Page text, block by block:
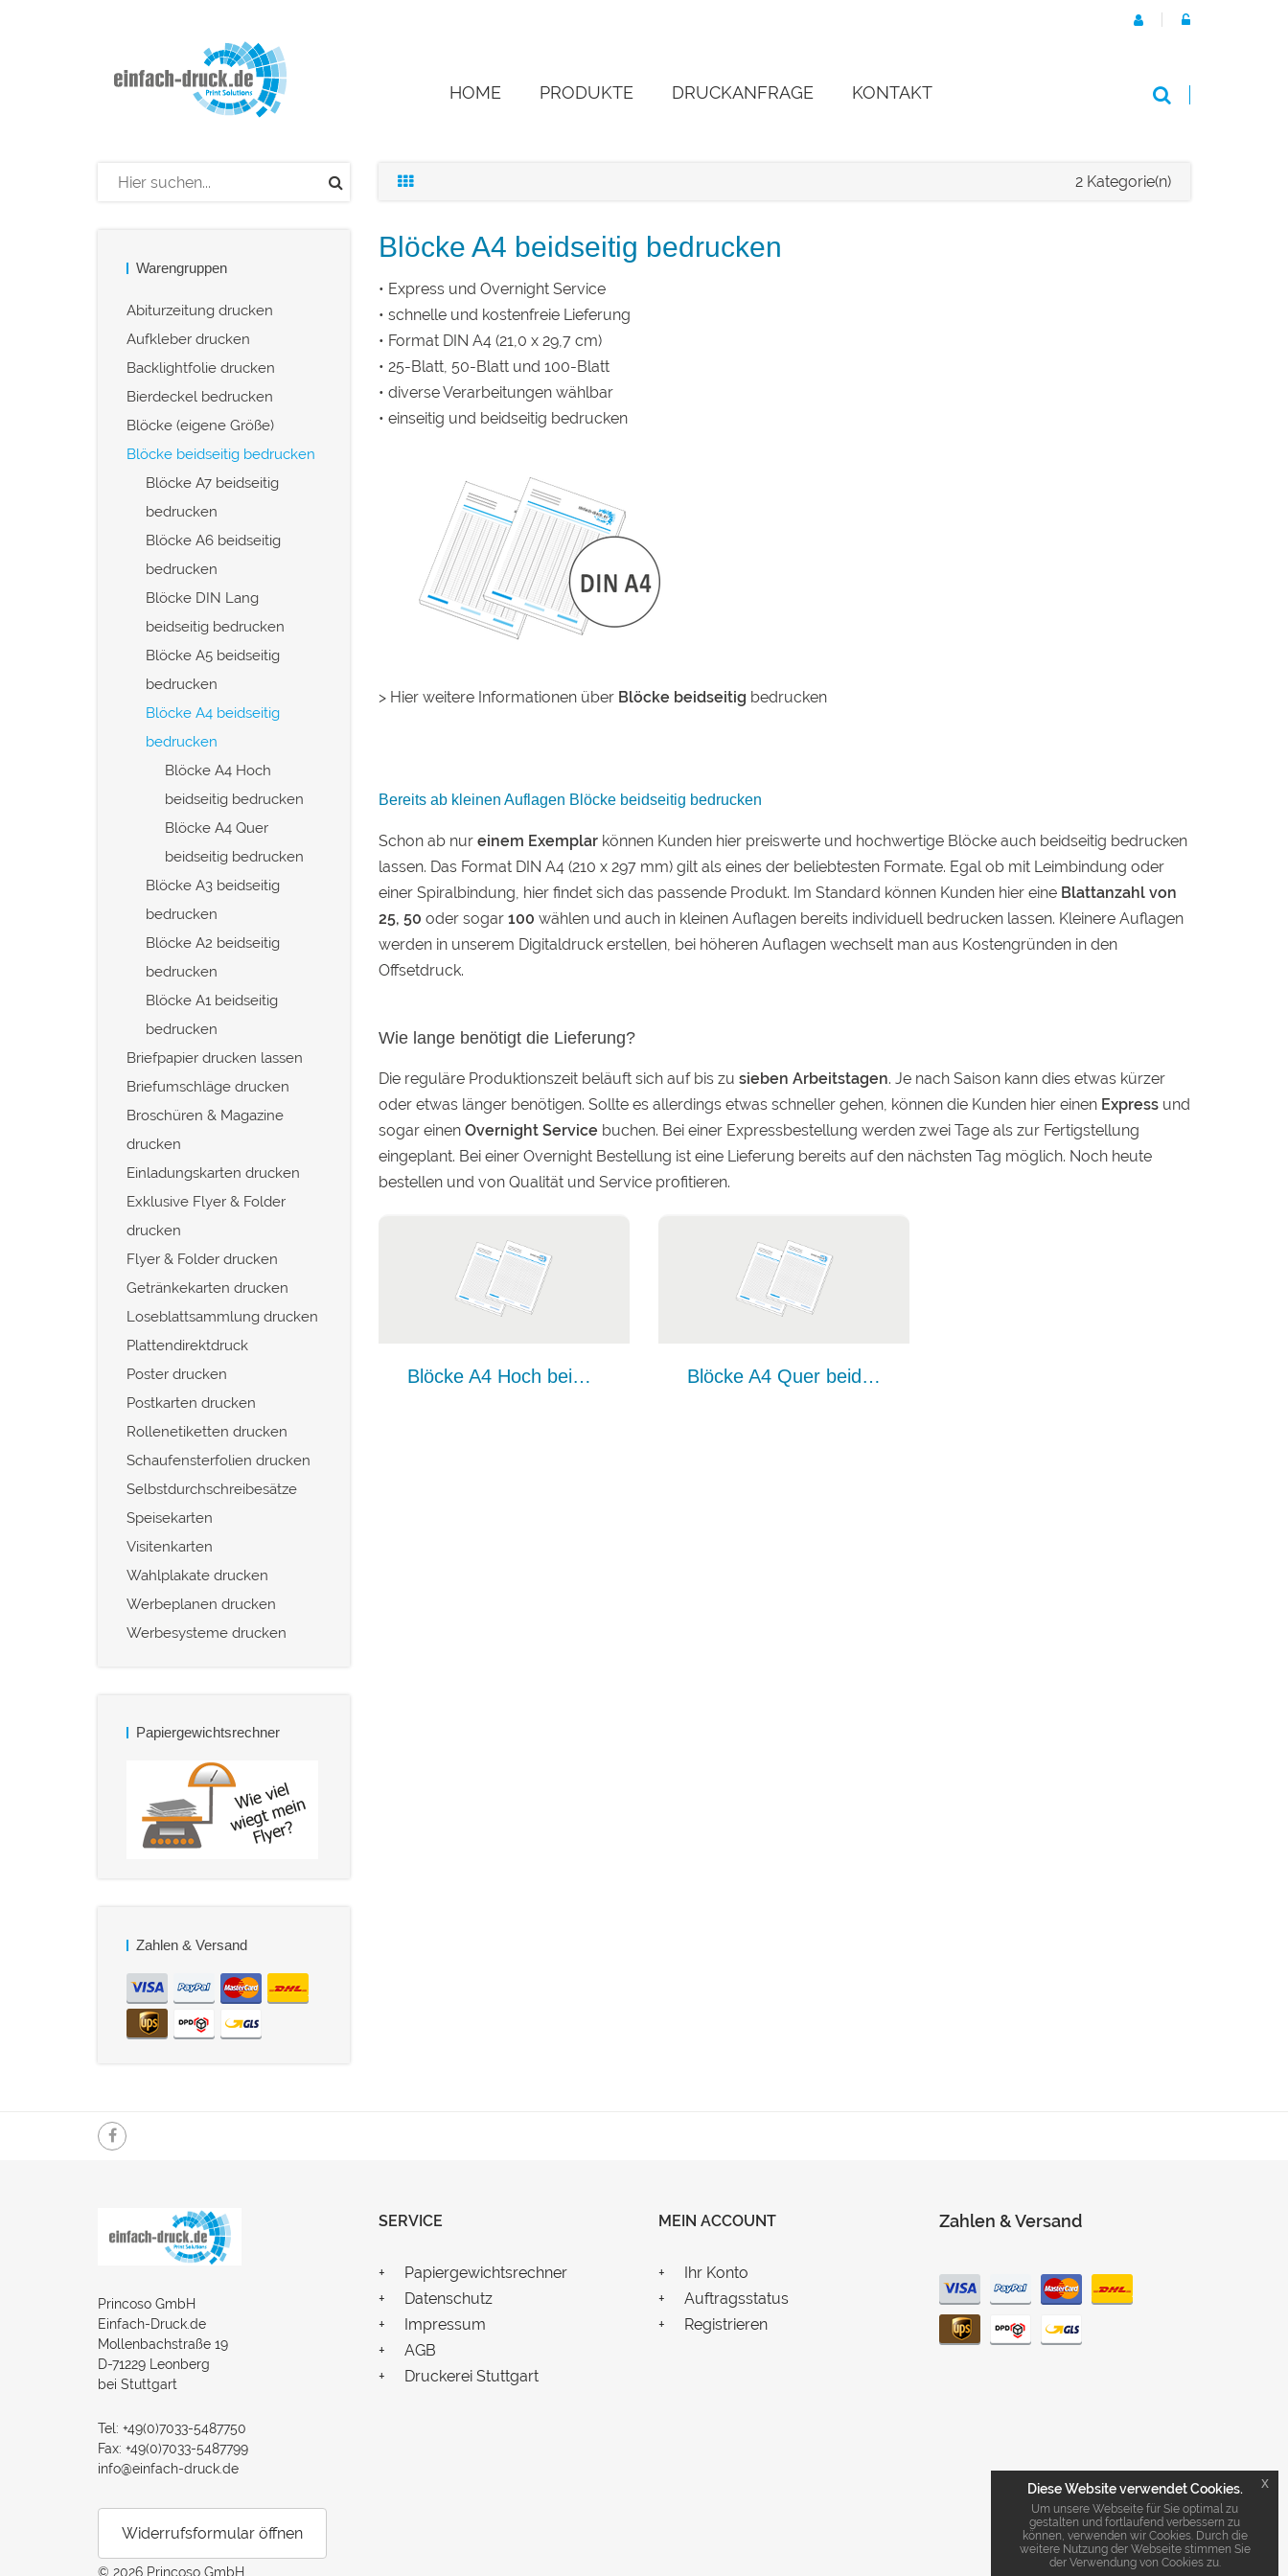
HOME PRODUKTE DRUCKANFRAGE KONTAKT
Warengruppen
Abiturzeitung drucken
Aufkleber drucken
Backlightfolie drucken
Bierdeckel bedrucken
Blöcke (eigene Größe)
Blöcke beidseitig bedrucken
Blöcke A7 beidseitig
bedrucken
Blöcke A6 beidseitig
bedrucken
Blöcke DIN Lang
beidseitig bedrucken
Blöcke A5 beidseitig
bedrucken
Blöcke A4 beidseitig
bedrucken
Blöcke A4 Hoch
beidseitig bedrucken
Blöcke A4 Quer
beidseitig bedrucken
Blöcke A3 beidseitig
bedrucken
Blöcke A2 beidseitig
bedrucken
Blöcke A1 beidseitig
bedrucken
Briefpapier drucken lassen
Briefumschläge drucken
Broschüren & Magazine
drucken
Einladungskarten drucken
Exklusive Flyer & Folder
drucken
Flyer & Folder drucken
Getränkekarten drucken
Loseblattsammlung drucken
Plattendirektdruck
Poster drucken
Postkarten drucken
Rollenetiketten drucken
Schaufensterfolien drucken
Selbstdurchschreibesätze
Speisekarten
Visitenkarten
Wahlplakate drucken
Werbeplanen drucken
Werbesysteme drucken
Papiergewichtsrechner
Zahlen & Versand
2 Kategorie(n)
Blöcke A4 beidseitig bedrucken
• Express und Overnight Service
• schnelle und kostenfreie Lieferung
• Format DIN A4 (21,0 x 29,7 cm)
• 25-Blatt, 50-Blatt und 100-Blatt
• diverse Verarbeitungen wählbar
• einseitig und beidseitig bedrucken
> Hier weitere Informationen über Blöcke beidseitig bedrucken
Bereits ab kleinen Auflagen Blöcke beidseitig bedrucken
Schon ab nur einem Exemplarkönnen Kunden hier preiswerte und hochwertige Blöcke auch beidseitig bedrucken
lassen. Das Format DIN A4 (210 x 297 mm) gilt als eines der beliebtesten Formate. Egal ob mit Leimbindung oder
einer Spiralbindung, hier findet sich das passende Produkt. Im Standard können Kunden hier eine Blattanzahl von
25, 50 oder sogar 100 wählen und auch in kleinen Auflagen bereits individuell bedrucken lassen. Kleinere Auflagen
werden in unserem Digitaldruck erstellen, bei höheren Auflagen wechselt man aus Kostengründen in den
Offsetdruck.
Wie lange benötigt die Lieferung?
Die reguläre Produktionszeit beläuft sich auf bis zu sieben Arbeitstagen. Je nach Saison kann dies etwas kürzer
oder etwas länger benötigen. Sollte es allerdings etwas schneller gehen, können die Kunden hier einen Expressund
sogar einen Overnight Servicebuchen. Bei einer Expressbestellung werden zwei Tage als zur Fertigstellung
eingeplant. Bei einer Overnight Bestellung ist eine Lieferung bereits auf den nächsten Tag möglich. Noch heute
bestellen und von Qualität und Service profitieren.
Blöcke A4 Hoch beidseitig bedrucken Blöcke A4 Quer beidseitig bedrucken
Princoso GmbH
Einfach-Druck.de
Mollenbachstraße 19
D-71229 Leonberg
bei Stuttgart
Tel: +49(0)7033-5487750
Fax: +49(0)7033-5487799
info@einfach-druck.de
SERVICE
Papiergewichtsrechner
Datenschutz
Impressum
AGB
Druckerei Stuttgart
MEIN ACCOUNT
Ihr Konto
Auftragsstatus
Registrieren
Zahlen & Versand
Widerrufsformular öffnen
© 2026 Princoso GmbH
Diese Website verwendet Cookies.
Um unsere Webseite für Sie optimal zu
gestalten und fortlaufend verbessern zu
können, verwenden wir Cookies. Durch die
weitere Nutzung der Webseite stimmen Sie
der Verwendung von Cookies zu.
x